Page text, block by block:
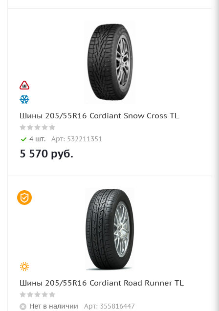
Шины 205/55R16 Cordiant Snow Cross TL
4 шт. Арт: 532211351
5 570 руб.
Шины 205/55R16 Cordiant Road Runner TL
Нет в наличии Арт: 355816447